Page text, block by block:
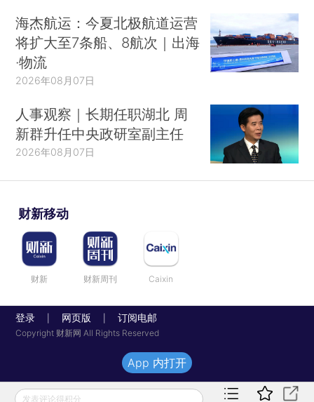
海杰航运：今夏北极航道运营
将扩大至7条船、8航次｜出海
·物流
2026年08月07日
人事观察｜长期任职湖北 周
新群升任中央政研室副主任
2026年08月07日
财新移动
财新 财新周刊 Caixin
登录 网页版 订阅电邮
Copyright 财新网 All Rights Reserved
发表评论得积分
App 内打开